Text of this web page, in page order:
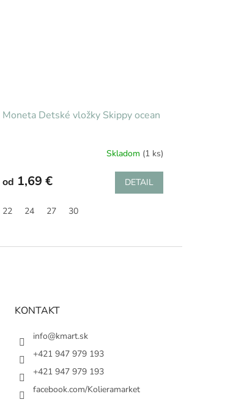
Moneta Detské vložky Skippy ocean
Skladom (1 ks)
od 1,69 € DETAIL
22 24 27 30
KONTAKT
info@kmart.sk
+421 947 979 193
+421 947 979 193
facebook.com/Kolieramarket